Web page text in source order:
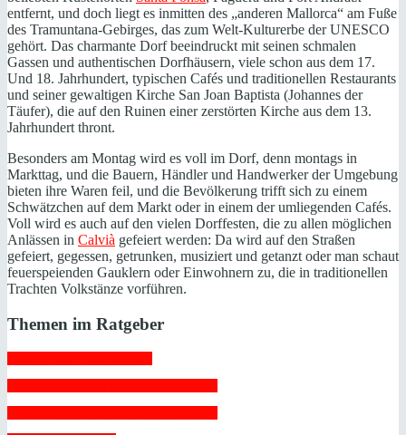
entfernt, und doch liegt es inmitten des „anderen Mallorca“ am Fuße
des Tramuntana-Gebirges, das zum Welt-Kulturerbe der UNESCO
gehört. Das charmante Dorf beeindruckt mit seinen schmalen
Gassen und authentischen Dorfhäusern, viele schon aus dem 17.
Und 18. Jahrhundert, typischen Cafés und traditionellen Restaurants
und seiner gewaltigen Kirche San Joan Baptista (Johannes der
Täufer), die auf den Ruinen einer zerstörten Kirche aus dem 13.
Jahrhundert thront.
Besonders am Montag wird es voll im Dorf, denn montags in
Markttag, und die Bauern, Händler und Handwerker der Umgebung
bieten ihre Waren feil, und die Bevölkerung trifft sich zu einem
Schwätzchen auf dem Markt oder in einem der umliegenden Cafés.
Voll wird es auch auf den vielen Dorffesten, die zu allen möglichen
Anlässen in Calvià gefeiert werden: Da wird auf den Straßen
gefeiert, gegessen, getrunken, musiziert und getanzt oder man schaut
feuerspeienden Gauklern oder Einwohnern zu, die in traditionellen
Trachten Volkstänze vorführen.
Themen im Ratgeber